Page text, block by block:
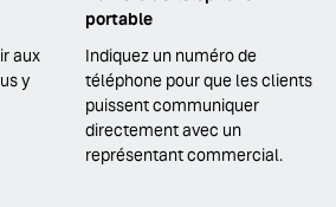
aux
y
portable
Indiquez un numéro de
téléphone pour que les clients
puissent communiquer
directement avec un
représentant commercial.